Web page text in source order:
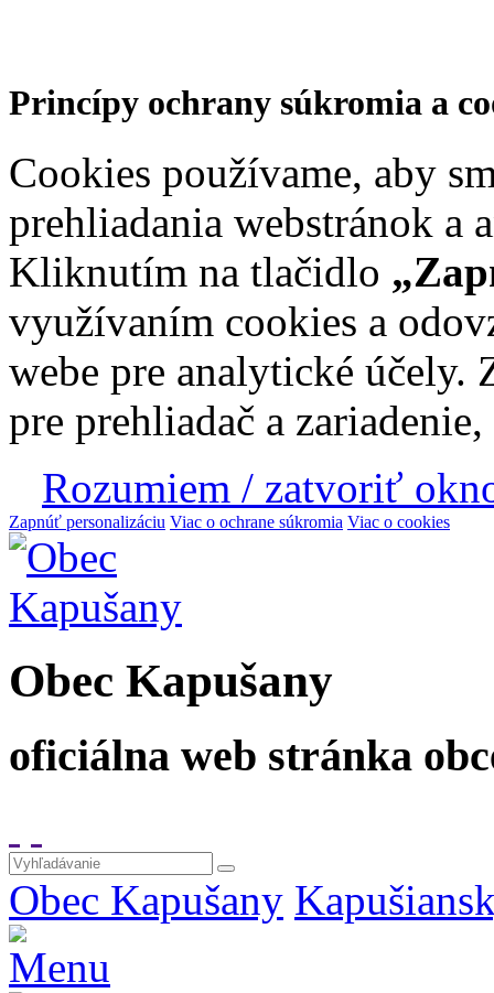
Princípy ochrany súkromia a
Cookies používame, aby
prehliadania webstránok a
Kliknutím na tlačidlo
využívaním cookies a
webe pre analytické účely.
pre prehliadač a
Rozumiem / zatvoriť
Zapnúť personalizáciu Viac o ochrane súkromia Viac o cookies
Obec Kapušany
oficiálna web stránka
Obec Kapušany